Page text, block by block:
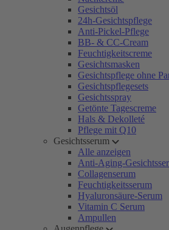
Gesichtsöl
24h-Gesichtspflege
Anti-Pickel-Pflege
BB- & CC-Cream
Feuchtigkeitscreme
Gesichtsmasken
Gesichtspflege ohne
Gesichtspflegesets
Gesichtsspray
Getönte Tagescreme
Hals & Dekolleté
Pflege mit Q10
Gesichtsserum
Alle anzeigen
Anti-Aging-
Collagenserum
Feuchtigkeitsserum
Hyaluronsäure-Serum
Vitamin C Serum
Ampullen